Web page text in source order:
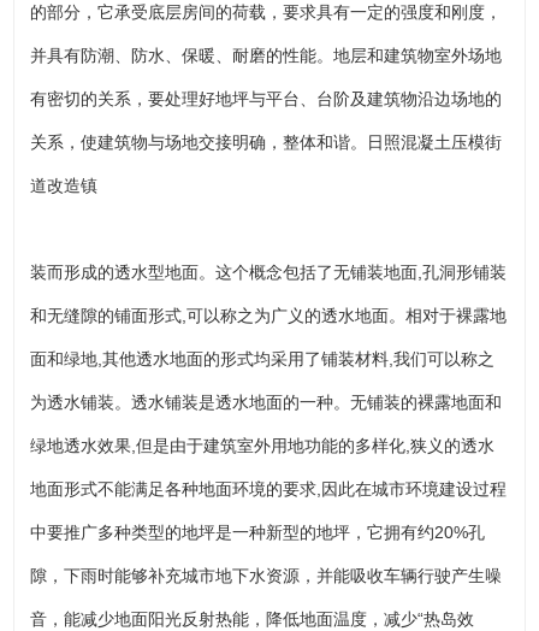
的部分，它承受底层房间的荷载，要求具有一定的强度和刚度，
并具有防潮、防水、保暖、耐磨的性能。地层和建筑物室外场地
有密切的关系，要处理好地坪与平台、台阶及建筑物沿边场地的
关系，使建筑物与场地交接明确，整体和谐。日照混凝土压模街
道改造镇
装而形成的透水型地面。这个概念包括了无铺装地面,孔洞形铺装
和无缝隙的铺面形式,可以称之为广义的透水地面。相对于裸露地
面和绿地,其他透水地面的形式均采用了铺装材料,我们可以称之
为透水铺装。透水铺装是透水地面的一种。无铺装的裸露地面和
绿地透水效果,但是由于建筑室外用地功能的多样化,狭义的透水
地面形式不能满足各种地面环境的要求,因此在城市环境建设过程
中要推广多种类型的地坪是一种新型的地坪，它拥有约20%孔
隙，下雨时能够补充城市地下水资源，并能吸收车辆行驶产生噪
音，能减少地面阳光反射热能，降低地面温度，减少“热岛效